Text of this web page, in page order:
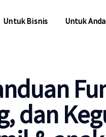
Untuk Bisnis Untuk Anda
dan